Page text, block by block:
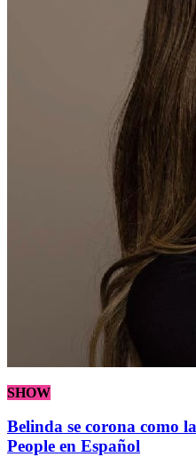
SHOW
Belinda se corona como
People en Español